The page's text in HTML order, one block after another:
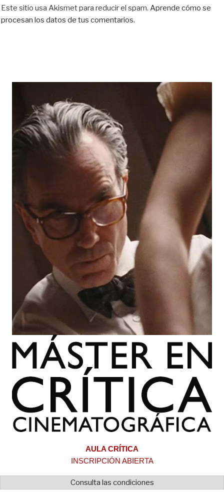
Este sitio usa Akismet para reducir el spam. Aprende cómo se
procesan los datos de tus comentarios.
AULA CRÍTICA
INSCRIPCIÓN ABIERTA
Consulta las condiciones